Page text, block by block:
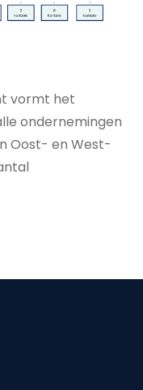
vormt het
ondernemingen
Oost- en West-